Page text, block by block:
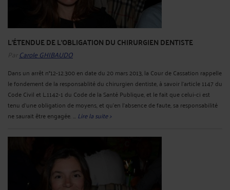
L'ÉTENDUE DE L'OBLIGATION DU CHIRURGIEN DENTISTE
Par Carole GHIBAUDO
Dans un arrêt n°12-12.300 en date du 20 mars 2013, la Cour de Cassation rappelle
le fondement de la responsablité du chirurgien dentiste, à savoir l'article 1147 du
Code Civil et L.1142-1 du Code de la Santé Publique, et le fait que celui-ci est
tenu d'une obligation de moyens, et qu'en l'absence de faute, sa responsabilité
ne saurait être engagée. ... Lire la suite >